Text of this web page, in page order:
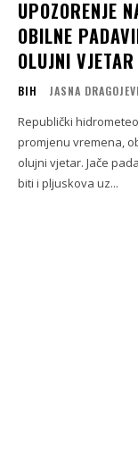
UPOZORENJE
OBILNE
OLUJNI VJETAR
BIH JASNA
Republički
promjenu vremena,
olujni vjetar. Јače padavine će početi u četvrtak na zapadu gdje će
biti i pljuskova uz...